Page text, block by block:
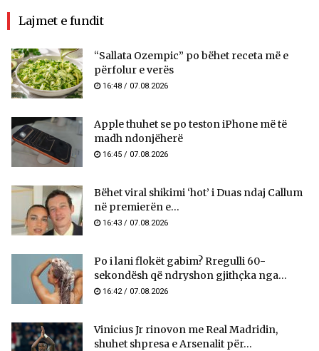
Lajmet e fundit
“Sallata Ozempic” po bëhet receta më e
përfolur e verës
16:48 / 07.08.2026
Apple thuhet se po teston iPhone më të
madh ndonjëherë
16:45 / 07.08.2026
Bëhet viral shikimi ‘hot’ i Duas ndaj Callum
në premierën e...
16:43 / 07.08.2026
Po i lani flokët gabim? Rregulli 60-
sekondësh që ndryshon gjithçka nga...
16:42 / 07.08.2026
Vinicius Jr rinovon me Real Madridin,
shuhet shpresa e Arsenalit për...